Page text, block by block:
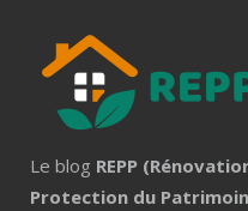
Le blog REPP
Protection du